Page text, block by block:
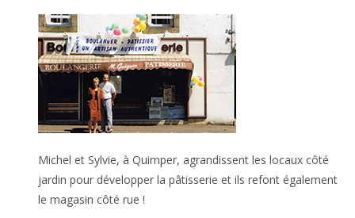
Michel et Sylvie, à Quimper, agrandissent les locaux côté
jardin pour développer la pâtisserie et ils refont également
le magasin côté rue !